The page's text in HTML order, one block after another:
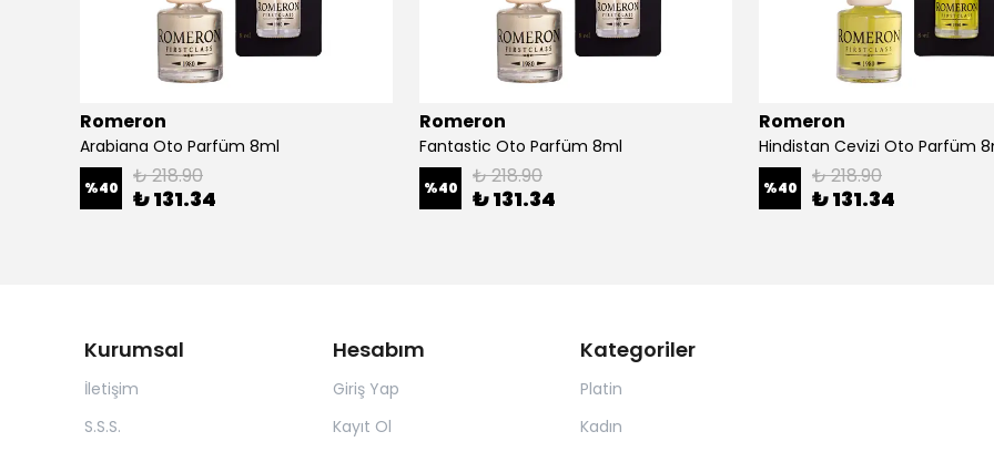
Romeron
Arabiana Oto Parfüm 8ml
%40 ₺ 218.90
₺ 131.34
Romeron
Fantastic Oto Parfüm 8ml
%40 ₺ 218.90
₺ 131.34
Romeron
Hindistan Cevizi Oto Parfüm
%40 ₺ 218.90
₺ 131.34
Kurumsal
İletişim
S.S.S.
Hesabım
Giriş Yap
Kayıt Ol
Kategoriler
Platin
Kadın